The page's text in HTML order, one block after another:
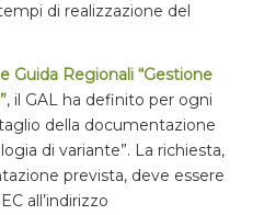
di realizzazione del
Guida Regionali “Gestione
, il GAL ha definito per ogni
della documentazione
di variante”. La richiesta,
prevista, deve essere
all’indirizzo